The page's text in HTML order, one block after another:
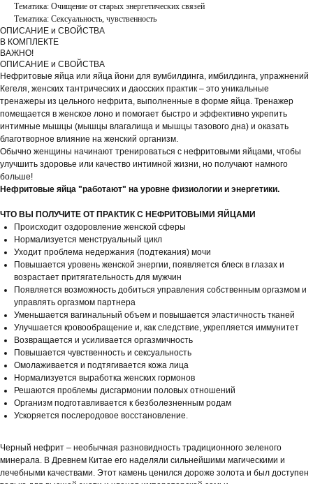
Тематика: Очищение от старых энергетических связей
Тематика: Сексуальность, чувственность
ОПИСАНИЕ и СВОЙСТВА
В КОМПЛЕКТЕ
ВАЖНО!
ОПИСАНИЕ и СВОЙСТВА
Нефритовые яйца или яйца йони для вумбилдинга, имбилдинга, упражнений
Кегеля, женских тантрических и даосских практик – это уникальные
тренажеры из цельного нефрита, выполненные в форме яйца. Тренажер
помещается в женское лоно и помогает быстро и эффективно укрепить
интимные мышцы (мышцы влагалища и мышцы тазового дна) и оказать
благотворное влияние на женский организм.
Обычно женщины начинают тренироваться с нефритовыми яйцами, чтобы
улучшить здоровье или качество интимной жизни, но получают намного
больше!
Нефритовые яйца "работают" на уровне физиологии и энергетики.
ЧТО ВЫ ПОЛУЧИТЕ ОТ ПРАКТИК С НЕФРИТОВЫМИ ЯЙЦАМИ
Происходит оздоровление женской сферы
Нормализуется менструальный цикл
Уходит проблема недержания (подтекания) мочи
Повышается уровень женской энергии, появляется блеск в глазах и
возрастает притягательность для мужчин
Появляется возможность добиться управления собственным оргазмом и
управлять оргазмом партнера
Уменьшается вагинальный объем и повышается эластичность тканей
Улучшается кровообращение и, как следствие, укрепляется иммунитет
Возвращается и усиливается оргазмичность
Повышается чувственность и сексуальность
Омолаживается и подтягивается кожа лица
Нормализуется выработка женских гормонов
Решаются проблемы дисгармонии половых отношений
Организм подготавливается к безболезненным родам
Ускоряется послеродовое восстановление.
Черный нефрит – необычная разновидность традиционного зеленого
минерала. В Древнем Китае его наделяли сильнейшими магическими и
лечебными качествами. Этот камень ценился дороже золота и был доступен